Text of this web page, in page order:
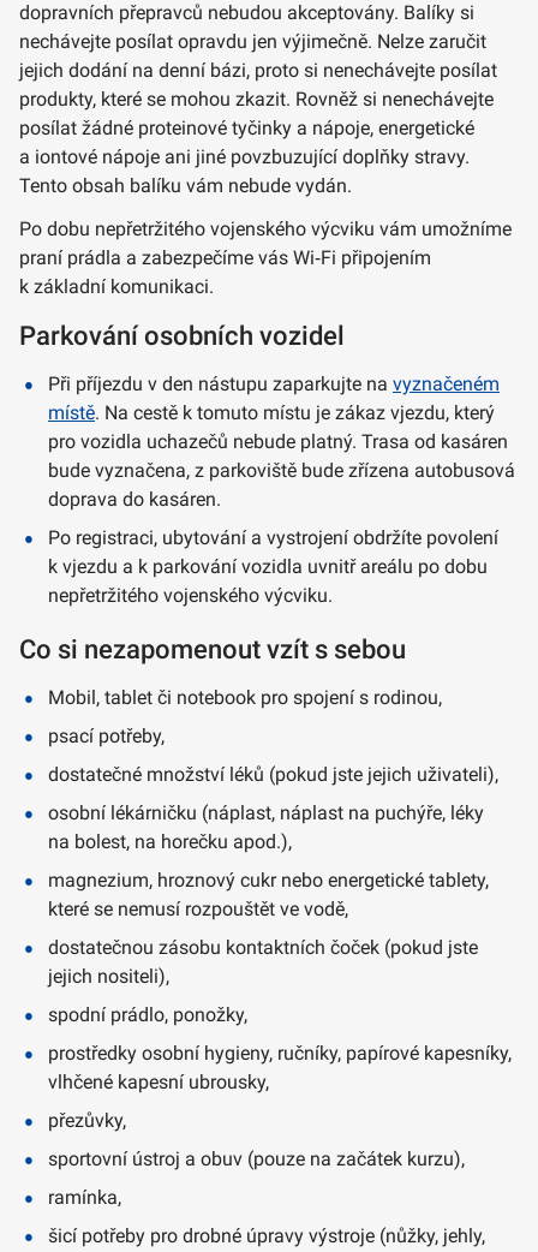
dopravních přepravců nebudou akceptovány. Balíky si
nechávejte posílat opravdu jen výjimečně. Nelze zaručit
jejich dodání na denní bázi, proto si nenechávejte posílat
produkty, které se mohou zkazit. Rovněž si nenechávejte
posílat žádné proteinové tyčinky a nápoje, energetické
a iontové nápoje ani jiné povzbuzující doplňky stravy.
Tento obsah balíku vám nebude vydán.
Po dobu nepřetržitého vojenského výcviku vám umožníme
praní prádla a zabezpečíme vás Wi‑Fi připojením
k základní komunikaci.
Parkování osobních vozidel
Při příjezdu v den nástupu zaparkujte na vyznačeném
místě. Na cestě k tomuto místu je zákaz vjezdu, který
pro vozidla uchazečů nebude platný. Trasa od kasáren
bude vyznačena, z parkoviště bude zřízena autobusová
doprava do kasáren.
Po registraci, ubytování a vystrojení obdržíte povolení
k vjezdu a k parkování vozidla uvnitř areálu po dobu
nepřetržitého vojenského výcviku.
Co si nezapomenout vzít s sebou
Mobil, tablet či notebook pro spojení s rodinou,
psací potřeby,
dostatečné množství léků (pokud jste jejich uživateli),
osobní lékárničku (náplast, náplast na puchýře, léky
na bolest, na horečku apod.),
magnezium, hroznový cukr nebo energetické tablety,
které se nemusí rozpouštět ve vodě,
dostatečnou zásobu kontaktních čoček (pokud jste
jejich nositeli),
spodní prádlo, ponožky,
prostředky osobní hygieny, ručníky, papírové kapesníky,
vlhčené kapesní ubrousky,
přezůvky,
sportovní ústroj a obuv (pouze na začátek kurzu),
ramínka,
šicí potřeby pro drobné úpravy výstroje (nůžky, jehly,